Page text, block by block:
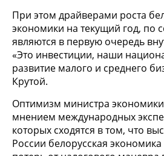
При этом драйверами роста
экономики на текущий год, по
являются в первую очередь
«Это инвестиции, наши
развитие малого и среднего
Крутой.
Оптимизм министра экономики
мнением международных
которых сходятся в том, что
России белорусская